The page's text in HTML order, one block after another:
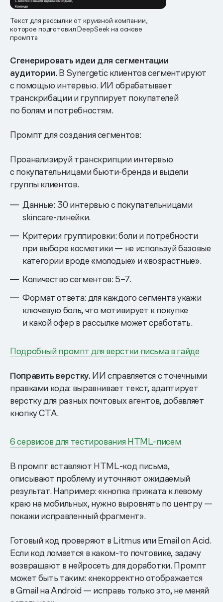
Текст для рассылки от круизной компании,
которое подготовил DeepSeek на основе
промпта
Сгенерировать идеи для сегментации
аудитории. В Synergetic клиентов сегментируют
с помощью интервью. ИИ обрабатывает
транскрибации и группирует покупателей
по болям и потребностям.
Промпт для создания сегментов:
Проанализируй транскрипции интервью
с покупательницами бьюти-бренда и выдели
группы клиентов.
Данные: 30 интервью с покупательницами
skincare-линейки.
Критерии группировки: боли и потребности
при выборе косметики — не используй базовые
категории вроде «молодые» и «возрастные».
Количество сегментов: 5–7.
Формат ответа: для каждого сегмента укажи
ключевую боль, что мотивирует к покупке
и какой офер в рассылке может сработать.
Подробный промпт для верстки письма в гайде
Поправить верстку. ИИ справляется с точечными
правками кода: выравнивает текст, адаптирует
верстку для разных почтовых агентов, добавляет
кнопку СТА.
6 сервисов для тестирования HTML-писем
В промпт вставляют HTML-код письма,
описывают проблему и уточняют ожидаемый
результат. Например: «кнопка прижата к левому
краю на мобильных, нужно выровнять по центру —
покажи исправленный фрагмент».
Готовый код проверяют в Litmus или Email on Acid.
Если код ломается в каком-то почтовике, задачу
возвращают в нейросеть для доработки. Промпт
может быть таким: «некорректно отображается
в Gmail на Android — исправь только это, не меняй